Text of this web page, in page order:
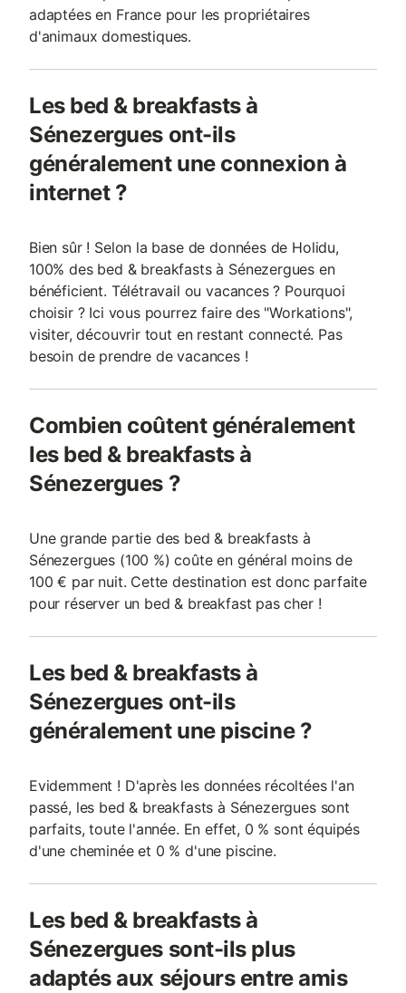
adaptées en France pour les propriétaires
d'animaux domestiques.
Les bed & breakfasts à
Sénezergues ont-ils
généralement une connexion à
internet ?
Bien sûr ! Selon la base de données de Holidu,
100% des bed & breakfasts à Sénezergues en
bénéficient. Télétravail ou vacances ? Pourquoi
choisir ? Ici vous pourrez faire des "Workations",
visiter, découvrir tout en restant connecté. Pas
besoin de prendre de vacances !
Combien coûtent généralement
les bed & breakfasts à
Sénezergues ?
Une grande partie des bed & breakfasts à
Sénezergues (100 %) coûte en général moins de
100 € par nuit. Cette destination est donc parfaite
pour réserver un bed & breakfast pas cher !
Les bed & breakfasts à
Sénezergues ont-ils
généralement une piscine ?
Evidemment ! D'après les données récoltées l'an
passé, les bed & breakfasts à Sénezergues sont
parfaits, toute l'année. En effet, 0 % sont équipés
d'une cheminée et 0 % d'une piscine.
Les bed & breakfasts à
Sénezergues sont-ils plus
adaptés aux séjours entre amis